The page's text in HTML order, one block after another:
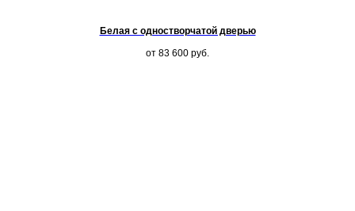
Белая с одностворчатой дверью
от 83 600 руб.